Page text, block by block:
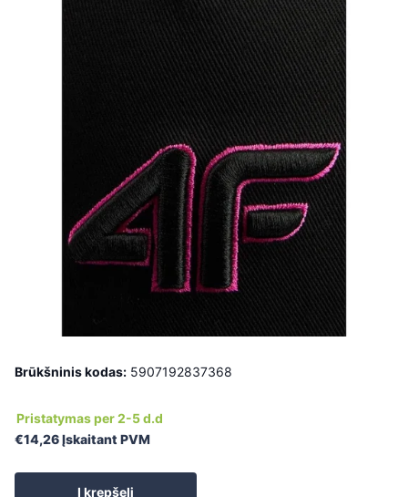
Brūkšninis kodas: 5907192837368
Pristatymas per 2-5 d.d
€14,26 Įskaitant PVM
Į krepšelį